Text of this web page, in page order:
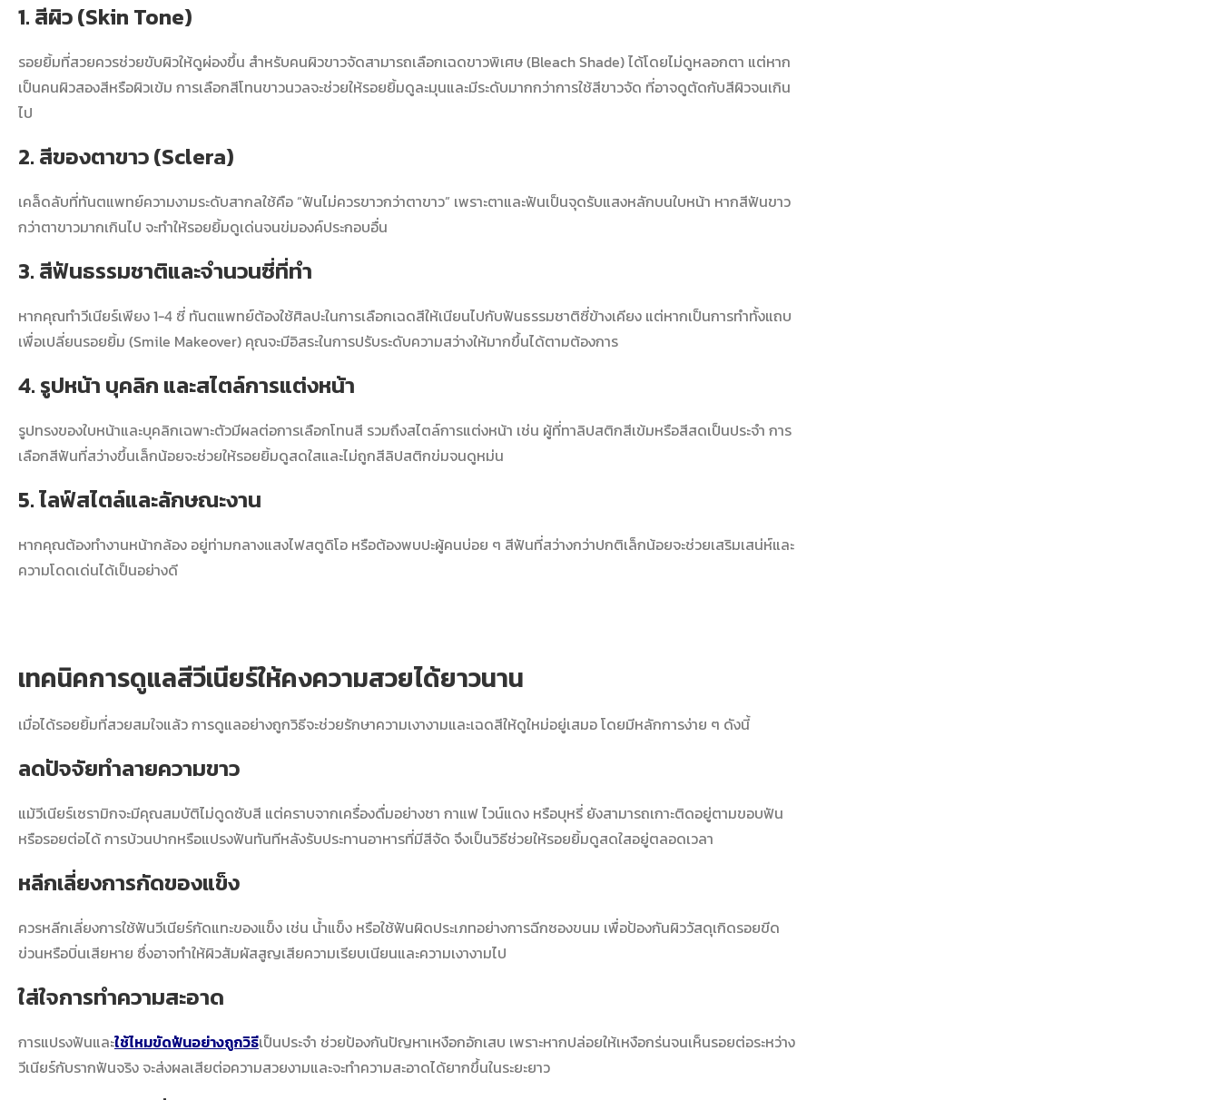
1. สีผิว (Skin Tone)
รอยยิ้มที่สวยควรช่วยขับผิวให้ดูผ่องขึ้น สำหรับคนผิวขาวจัดสามารถเลือกเฉดขาวพิเศษ (Bleach Shade) ได้โดยไม่ดูหลอกตา แต่หาก
เป็นคนผิวสองสีหรือผิวเข้ม การเลือกสีโทนขาวนวลจะช่วยให้รอยยิ้มดูละมุนและมีระดับมากกว่าการใช้สีขาวจัด ที่อาจดูตัดกับสีผิวจนเกิน
ไป
2. สีของตาขาว (Sclera)
เคล็ดลับที่ทันตแพทย์ความงามระดับสากลใช้คือ “ฟันไม่ควรขาวกว่าตาขาว” เพราะตาและฟันเป็นจุดรับแสงหลักบนใบหน้า หากสีฟันขาว
กว่าตาขาวมากเกินไป จะทำให้รอยยิ้มดูเด่นจนข่มองค์ประกอบอื่น
3. สีฟันธรรมชาติและจำนวนซี่ที่ทำ
หากคุณทำวีเนียร์เพียง 1-4 ซี่ ทันตแพทย์ต้องใช้ศิลปะในการเลือกเฉดสีให้เนียนไปกับฟันธรรมชาติซี่ข้างเคียง แต่หากเป็นการทำทั้งแถบ
เพื่อเปลี่ยนรอยยิ้ม (Smile Makeover) คุณจะมีอิสระในการปรับระดับความสว่างให้มากขึ้นได้ตามต้องการ
4. รูปหน้า บุคลิก และสไตล์การแต่งหน้า
รูปทรงของใบหน้าและบุคลิกเฉพาะตัวมีผลต่อการเลือกโทนสี รวมถึงสไตล์การแต่งหน้า เช่น ผู้ที่ทาลิปสติกสีเข้มหรือสีสดเป็นประจำ การ
เลือกสีฟันที่สว่างขึ้นเล็กน้อยจะช่วยให้รอยยิ้มดูสดใสและไม่ถูกสีลิปสติกข่มจนดูหม่น
5. ไลฟ์สไตล์และลักษณะงาน
หากคุณต้องทำงานหน้ากล้อง อยู่ท่ามกลางแสงไฟสตูดิโอ หรือต้องพบปะผู้คนบ่อย ๆ สีฟันที่สว่างกว่าปกติเล็กน้อยจะช่วยเสริมเสน่ห์และ
ความโดดเด่นได้เป็นอย่างดี
เทคนิคการดูแลสีวีเนียร์ให้คงความสวยได้ยาวนาน
เมื่อได้รอยยิ้มที่สวยสมใจแล้ว การดูแลอย่างถูกวิธีจะช่วยรักษาความเงางามและเฉดสีให้ดูใหม่อยู่เสมอ โดยมีหลักการง่าย ๆ ดังนี้
ลดปัจจัยทำลายความขาว
แม้วีเนียร์เซรามิกจะมีคุณสมบัติไม่ดูดซับสี แต่คราบจากเครื่องดื่มอย่างชา กาแฟ ไวน์แดง หรือบุหรี่ ยังสามารถเกาะติดอยู่ตามขอบฟัน
หรือรอยต่อได้ การบ้วนปากหรือแปรงฟันทันทีหลังรับประทานอาหารที่มีสีจัด จึงเป็นวิธีช่วยให้รอยยิ้มดูสดใสอยู่ตลอดเวลา
หลีกเลี่ยงการกัดของแข็ง
ควรหลีกเลี่ยงการใช้ฟันวีเนียร์กัดแทะของแข็ง เช่น น้ำแข็ง หรือใช้ฟันผิดประเภทอย่างการฉีกซองขนม เพื่อป้องกันผิววัสดุเกิดรอยขีด
ข่วนหรือบิ่นเสียหาย ซึ่งอาจทำให้ผิวสัมผัสสูญเสียความเรียบเนียนและความเงางามไป
ใส่ใจการทำความสะอาด
การแปรงฟันและใช้ไหมขัดฟันอย่างถูกวิธีเป็นประจำ ช่วยป้องกันปัญหาเหงือกอักเสบ เพราะหากปล่อยให้เหงือกร่นจนเห็นรอยต่อระหว่าง
วีเนียร์กับรากฟันจริง จะส่งผลเสียต่อความสวยงามและจะทำความสะอาดได้ยากขึ้นในระยะยาว